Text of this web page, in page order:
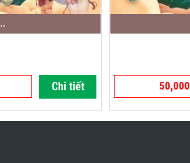
..
Chi tiết 50,000